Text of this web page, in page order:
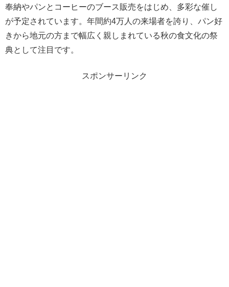
奉納やパンとコーヒーのブース販売をはじめ、多彩な催し
が予定されています。年間約4万人の来場者を誇り、パン好
きから地元の方まで幅広く親しまれている秋の食文化の祭
典として注目です。
スポンサーリンク